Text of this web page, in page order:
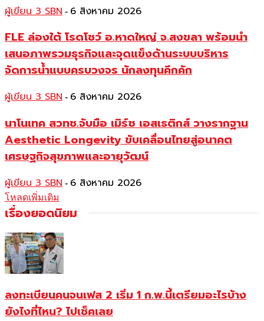
ผู้เขียน 3 SBN - 6 สิงหาคม 2026
FLE ล่องใต้ โรดโชว์ อ.หาดใหญ่ จ.สงขลา พร้อมนำ
เสนอภาพรวมธุรกิจและจุดแข็งด้านระบบบริหาร
จัดการน้ำแบบครบวงจร นักลงทุนคึกคัก
ผู้เขียน 3 SBN - 6 สิงหาคม 2026
นาโนเทค สวทช.จับมือ เมิร์ซ เอสเธติกส์ วางรากฐาน
Aesthetic Longevity ขับเคลื่อนไทยสู่อนาคต
เศรษฐกิจสุขภาพและอายุวัฒน์
ผู้เขียน 3 SBN - 6 สิงหาคม 2026
โหลดเพิ่มเติม
เรื่องยอดนิยม
ลงทะเบียนคนจนเฟส 2 เริ่ม 1 ก.พ.นี้เตรียมอะไรบ้าง
ยังไงที่ไหน? ไปเช็คเลย